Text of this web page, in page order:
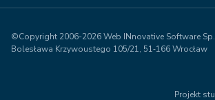
©Copyright 2006-2026 Web INnovative Software
Bolesława Krzywoustego 105/21, 51‑166 Wrocław
Projekt